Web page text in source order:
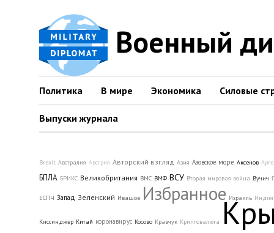
Военный
Политика В мире Экономика Силовые
Выпуски журнала
Brexit Австралия Австрия Авторский взгляд Азия Азовское море Аксенов
БПЛА БРИКС Великобритания ВМС ВМФ ВСУ Вторая мировая война Вучич
ЕСПЧ Запад Зеленский Ивашов Избранное Израиль Индия
Киссинджер Китай коронавирус Косово Кравчук Криптовалюта